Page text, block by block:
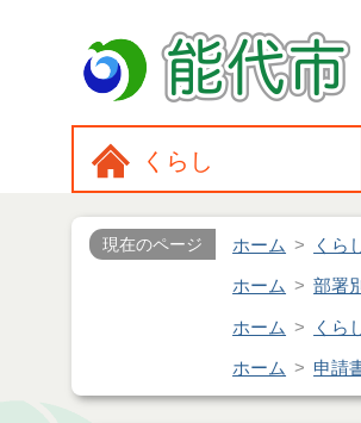
くらし
現在のページ ホーム くら
ホーム 部署
ホーム くら
ホーム 申請